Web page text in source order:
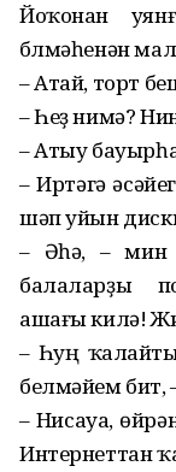
Йоҡонан
бүлмәһенән
– Атай, торт
– Һеҙ нимә?
– Атыу
– Иртәгә
шәп уйын
– Әһә, – мин
балаларҙы
ашағы килә!
– Һуң
белмәйем бит,
– Нисауа,
Интернеттан